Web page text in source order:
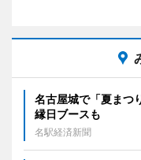
名古屋城で「夏まつ
縁日ブースも
名駅経済新聞